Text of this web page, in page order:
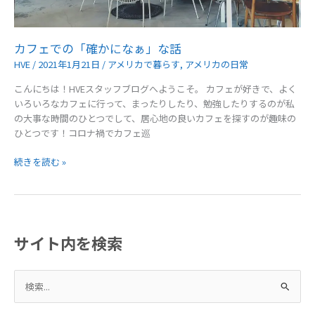
カフェでの「確かになぁ」な話
HVE / 2021年1月21日 / アメリカで暮らす, アメリカの日常
こんにちは！HVEスタッフブログへようこそ。 カフェが好きで、よく
いろいろなカフェに行って、まったりしたり、勉強したりするのが私
の大事な時間のひとつでして、居心地の良いカフェを探すのが趣味の
ひとつです！コロナ禍でカフェ巡
カ
「確
か
ぁ」
続きを読む »
サイト内を検索